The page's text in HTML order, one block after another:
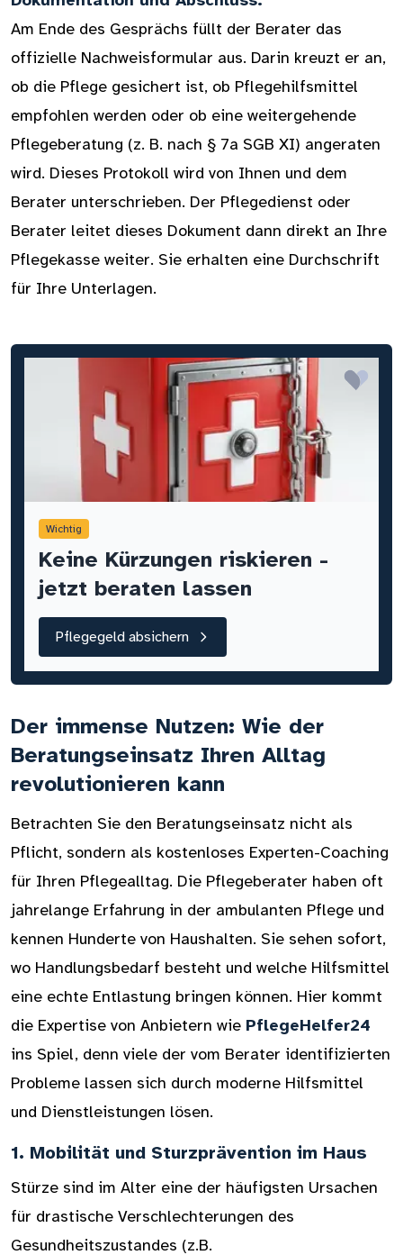
Am Ende des Gesprächs füllt der Berater das
offizielle Nachweisformular aus. Darin kreuzt er an,
ob die Pflege gesichert ist, ob Pflegehilfsmittel
empfohlen werden oder ob eine weitergehende
Pflegeberatung (z. B. nach § 7a SGB XI) angeraten
wird. Dieses Protokoll wird von Ihnen und dem
Berater unterschrieben. Der Pflegedienst oder
Berater leitet dieses Dokument dann direkt an Ihre
Pflegekasse weiter. Sie erhalten eine Durchschrift
für Ihre Unterlagen.
Wichtig
Keine Kürzungen riskieren -
jetzt beraten lassen
Pflegegeld absichern
Der immense Nutzen: Wie der
Beratungseinsatz Ihren Alltag
revolutionieren kann
Betrachten Sie den Beratungseinsatz nicht als
Pflicht, sondern als kostenloses Experten-Coaching
für Ihren Pflegealltag. Die Pflegeberater haben oft
jahrelange Erfahrung in der ambulanten Pflege und
kennen Hunderte von Haushalten. Sie sehen sofort,
wo Handlungsbedarf besteht und welche Hilfsmittel
eine echte Entlastung bringen können. Hier kommt
die Expertise von Anbietern wie PflegeHelfer24
ins Spiel, denn viele der vom Berater identifizierten
Probleme lassen sich durch moderne Hilfsmittel
und Dienstleistungen lösen.
1. Mobilität und Sturzprävention im Haus
Stürze sind im Alter eine der häufigsten Ursachen
für drastische Verschlechterungen des
Gesundheitszustandes (z.B.